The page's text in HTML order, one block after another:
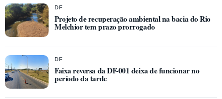
DF
Projeto de recuperação ambiental na bacia do Rio
Melchior tem prazo prorrogado
DF
Faixa reversa da DF-001 deixa de funcionar no
período da tarde